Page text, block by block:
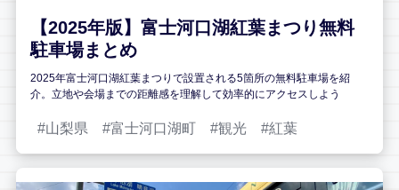
【2025年版】富士河口湖紅葉まつり無料
駐車場まとめ
2025年富士河口湖紅葉まつりで設置される5箇所の無料駐車場を紹
介。立地や会場までの距離感を理解して効率的にアクセスしよう
山梨県 富士河口湖町 観光 紅葉